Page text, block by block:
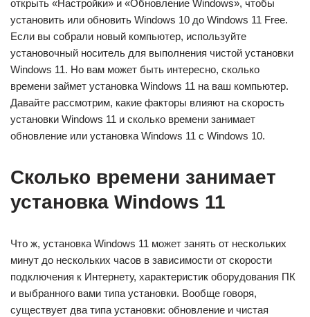
открыть «Настройки» и «Обновление Windows», чтобы
установить или обновить Windows 10 до Windows 11 Free.
Если вы собрали новый компьютер, используйте
установочный носитель для выполнения чистой установки
Windows 11. Но вам может быть интересно, сколько
времени займет установка Windows 11 на ваш компьютер.
Давайте рассмотрим, какие факторы влияют на скорость
установки Windows 11 и сколько времени занимает
обновление или установка Windows 11 с Windows 10.
Сколько времени занимает
установка Windows 11
Что ж, установка Windows 11 может занять от нескольких
минут до нескольких часов в зависимости от скорости
подключения к Интернету, характеристик оборудования ПК
и выбранного вами типа установки. Вообще говоря,
существует два типа установки: обновление и чистая